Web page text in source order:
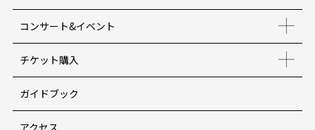
コンサート&イベント
チケット購入
ガイドブック
アクセス